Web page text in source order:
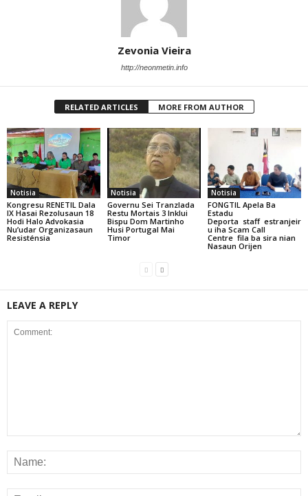
Zevonia Vieira
http://neonmetin.info
RELATED ARTICLES MORE FROM AUTHOR
Notisia
Kongresu RENETIL Dala
IX Hasai Rezolusaun 18
Hodi Halo Advokasia
Nu’udar Organizasaun
Resisténsia
Notisia
Governu Sei Tranzlada
Restu Mortais 3 Inklui
Bispu Dom Martinho
Husi Portugal Mai
Timor
Notisia
FONGTIL Apela Ba
Estadu
Deporta staff estranjeir
u iha Scam Call
Centre fila ba sira nian
Nasaun Orijen
LEAVE A REPLY